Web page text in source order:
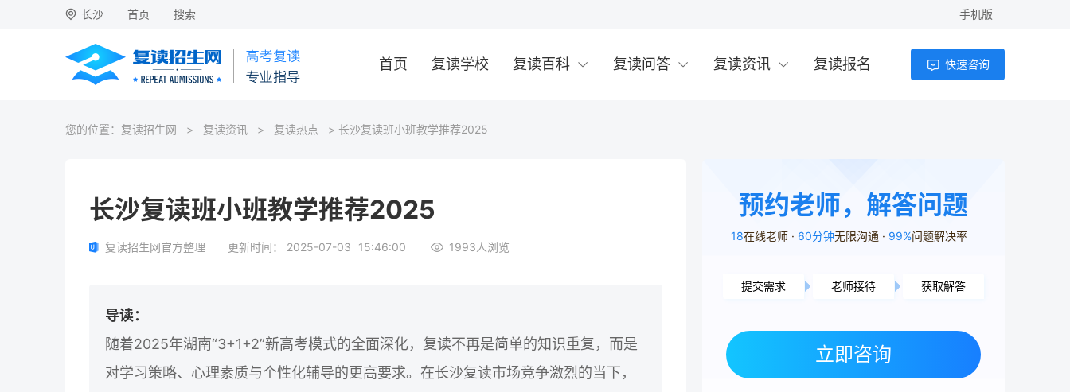
长沙 首页 搜索 手机版
首页 复读学校 复读百科 复读问答 复读资讯 复读报名 快速咨询
您的位置： 复读招生网 > 复读资讯 > 复读热点 > 长沙复读班小班教学推荐2025
长沙复读班小班教学推荐2025
复读招生网官方整理 更新时间： 2025-07-03 15:46:00 1993 人浏览
导读：
随着2025年湖南“3+1+2”新高考模式的全面深化，复读不再是简单的知识重复，而是
对学习策略、心理素质与个性化辅导的更高要求。在长沙复读市场竞争激烈的当下，
预约老师，解答问题
18在线老师 60分钟无限沟通 99%问题解决率
提交需求 老师接待 获取解答
立即咨询
湘潭市用户6分32秒前提交了需求
湘潭市用户3分1秒前提交了需求